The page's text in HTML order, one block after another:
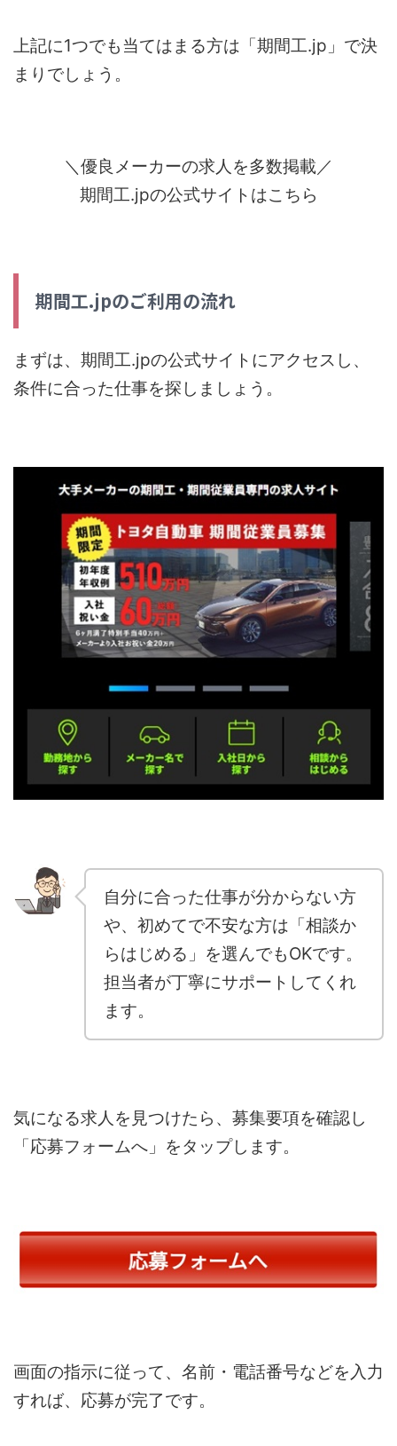
上記に1つでも当てはまる方は「期間工.jp」で決
まりでしょう。
＼優良メーカーの求人を多数掲載／
期間工.jpの公式サイトはこちら
期間工.jpのご利用の流れ
まずは、期間工.jpの公式サイトにアクセスし、
条件に合った仕事を探しましょう。
自分に合った仕事が分からない方
や、初めてで不安な方は「相談か
らはじめる」を選んでもOKです。
担当者が丁寧にサポートしてくれ
ます。
気になる求人を見つけたら、募集要項を確認し
「応募フォームへ」をタップします。
画面の指示に従って、名前・電話番号などを入力
すれば、応募が完了です。